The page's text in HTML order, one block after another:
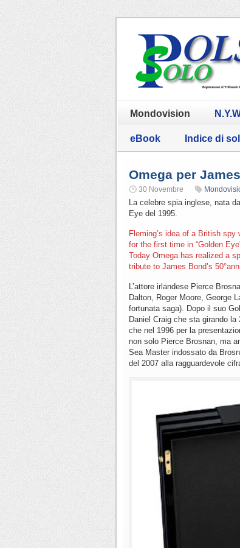
Mondovision
eBook Indice di
Omega per
30 Novembre
La celebre spia inglese, nata
Eye del 1995.
Fleming’s idea of a British
for the first time in “Golden
Today Omega has realized a
tribute to James Bond’s
L’attore irlandese Pierce
Dalton, Roger Moore, George
fortunata saga). Dopo il suo
Daniel Craig che sta girando
che nel 1996 per la
non solo Pierce Brosnan, ma
Sea Master indossato da
del 2007 alla ragguardevole